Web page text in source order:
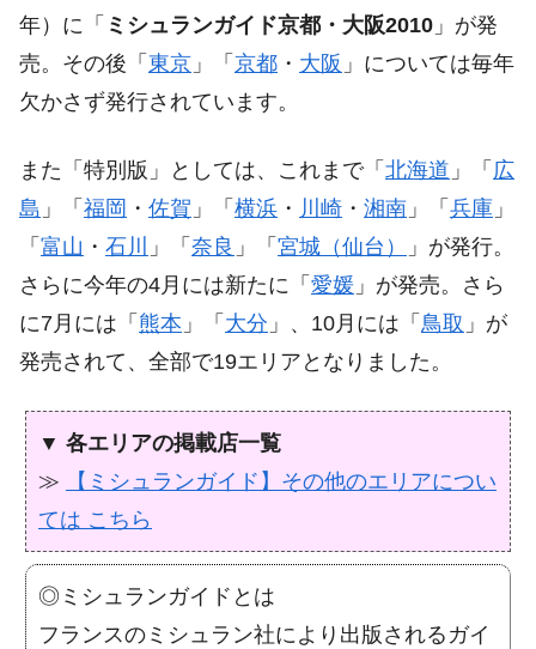
年）に「 ミシュランガイド京都・大阪2010 」が発
売。その後「 東京 」「 京都 ・ 大阪 」については毎年
欠かさず発行されています。
また「特別版」としては、これまで「 北海道 」「 広
島 」「 福岡 ・ 佐賀 」「 横浜 ・ 川崎 ・ 湘南 」「 兵庫 」
「 富山 ・ 石川 」「 奈良 」「 宮城（仙台）
」が発行。
さらに今年の4月には新たに「 愛媛 」が発売。さら
に7月には「 熊本 」「 大分 」、10月には「 鳥取 」が
発売されて、全部で19エリアとなりました。
▼ 各エリアの掲載店一覧
≫
【ミシュランガイド】その他のエリアについ
ては こちら
◎ミシュランガイドとは
フランスのミシュラン社により出版されるガイ